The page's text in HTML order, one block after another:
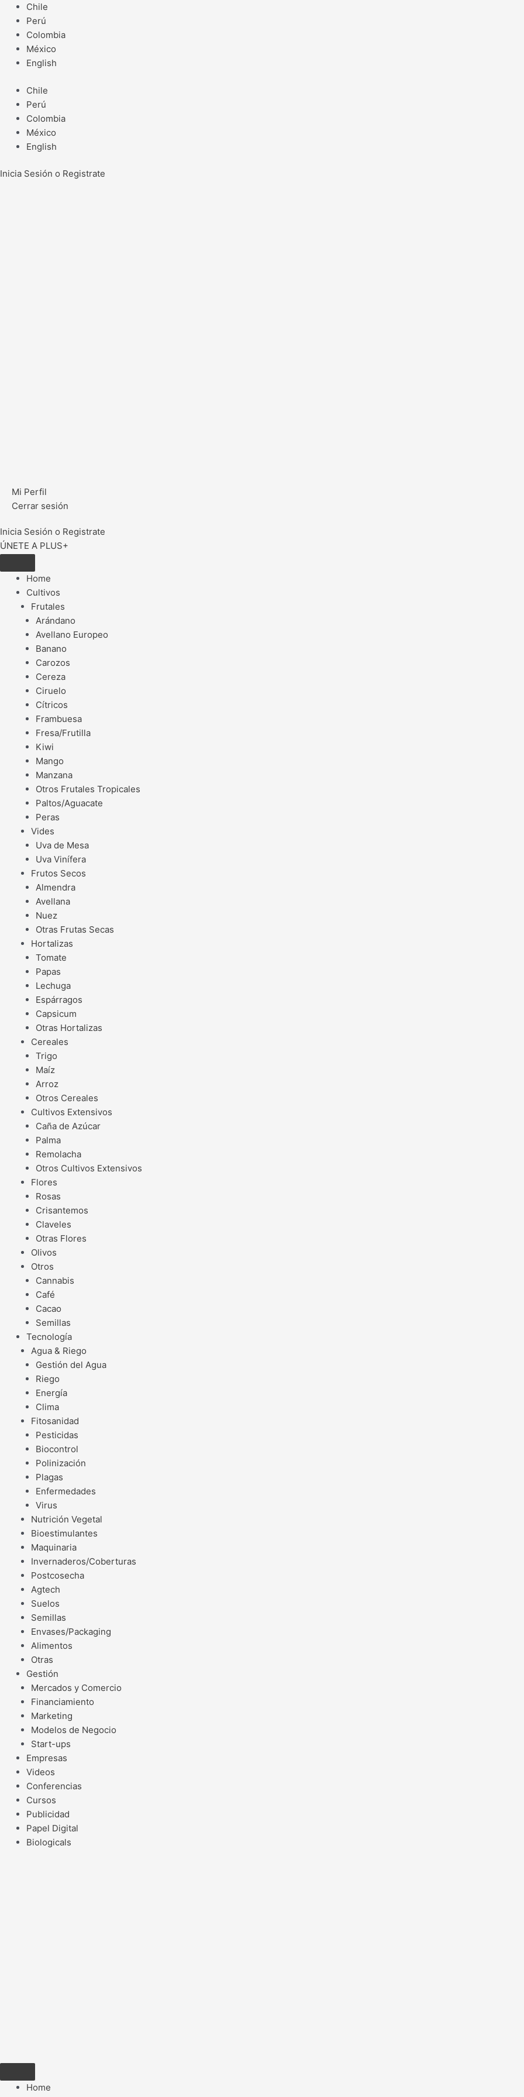
contenido
Chile
Perú
Colombia
México
English
Chile
Perú
Colombia
México
English
Inicia Sesión o Registrate
Mi Perfil
Cerrar sesión
Inicia Sesión o Registrate
ÚNETE A PLUS+
Home
Cultivos
Frutales
Arándano
Avellano Europeo
Banano
Carozos
Cereza
Ciruelo
Cítricos
Frambuesa
Fresa/Frutilla
Kiwi
Mango
Manzana
Otros Frutales Tropicales
Paltos/Aguacate
Peras
Vides
Uva de Mesa
Uva Vinífera
Frutos Secos
Almendra
Avellana
Nuez
Otras Frutas Secas
Hortalizas
Tomate
Papas
Lechuga
Espárragos
Capsicum
Otras Hortalizas
Cereales
Trigo
Maíz
Arroz
Otros Cereales
Cultivos Extensivos
Caña de Azúcar
Palma
Remolacha
Otros Cultivos Extensivos
Flores
Rosas
Crisantemos
Claveles
Otras Flores
Olivos
Otros
Cannabis
Café
Cacao
Semillas
Tecnología
Agua & Riego
Gestión del Agua
Riego
Energía
Clima
Fitosanidad
Pesticidas
Biocontrol
Polinización
Plagas
Enfermedades
Virus
Nutrición Vegetal
Bioestimulantes
Maquinaria
Invernaderos/Coberturas
Postcosecha
Agtech
Suelos
Semillas
Envases/Packaging
Alimentos
Otras
Gestión
Mercados y Comercio
Financiamiento
Marketing
Modelos de Negocio
Start-ups
Empresas
Videos
Conferencias
Cursos
Publicidad
Papel Digital
Biologicals
Home